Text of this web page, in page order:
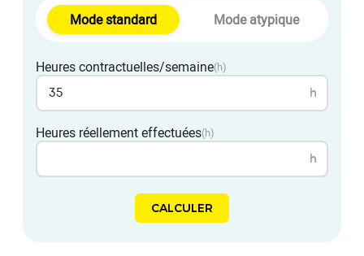
Mode standard Mode atypique
Heures contractuelles/semaine(h)
h
Heures réellement effectuées(h)
h
CALCULER